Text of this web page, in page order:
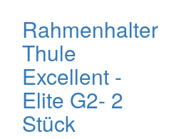
Rahmenhalter
Thule
Excellent -
Elite G2- 2
Stück